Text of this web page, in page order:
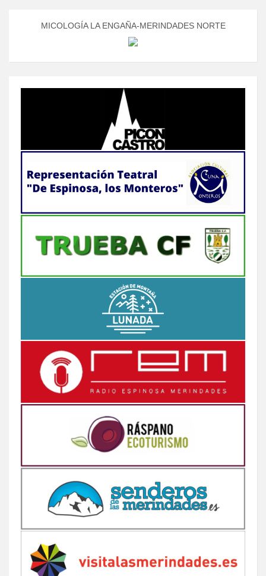
MICOLOGÍA LA ENGAÑA-MERINDADES NORTE